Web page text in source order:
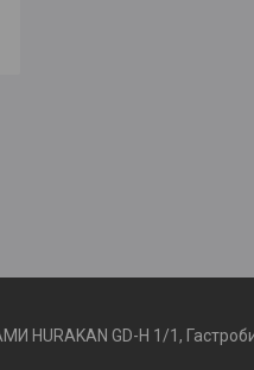
GD-H 1/1,